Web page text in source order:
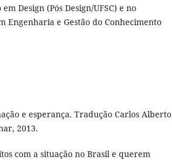
Design (Pós Design/UFSC) e no
Engenharia e Gestão do Conhecimento
e esperança. Tradução Carlos Alberto
2013.
com a situação no Brasil e querem